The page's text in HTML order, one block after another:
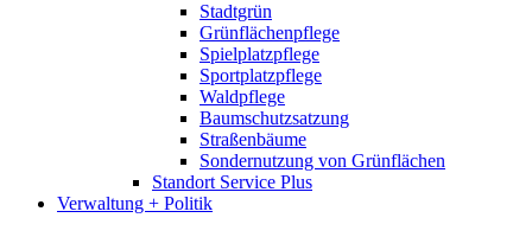
Stadtgrün
Grünflächenpflege
Spielplatzpflege
Sportplatzpflege
Waldpflege
Baumschutzsatzung
Straßenbäume
Sondernutzung von Grünflächen
Standort Service Plus
Verwaltung + Politik